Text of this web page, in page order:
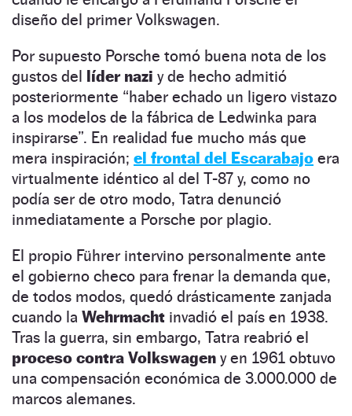
diseño del primer Volkswagen.
Por supuesto Porsche tomó buena nota de los
gustos del líder nazi y de hecho admitió
posteriormente “haber echado un ligero vistazo
a los modelos de la fábrica de Ledwinka para
inspirarse”. En realidad fue mucho más que
mera inspiración; el frontal del Escarabajo era
virtualmente idéntico al del T-87 y, como no
podía ser de otro modo, Tatra denunció
inmediatamente a Porsche por plagio.
El propio Führer intervino personalmente ante
el gobierno checo para frenar la demanda que,
de todos modos, quedó drásticamente zanjada
cuando la Wehrmacht invadió el país en 1938.
Tras la guerra, sin embargo, Tatra reabrió el
proceso contra Volkswagen y en 1961 obtuvo
una compensación económica de 3.000.000 de
marcos alemanes.